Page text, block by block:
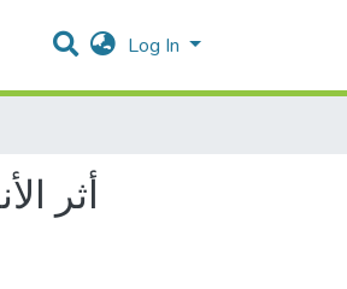
Log In
أثر